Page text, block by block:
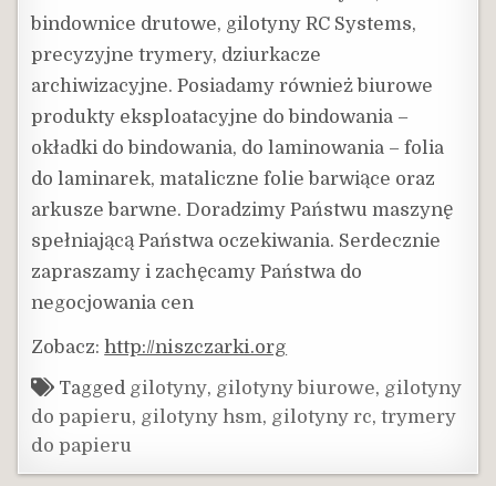
bindownice drutowe, gilotyny RC Systems,
precyzyjne trymery, dziurkacze
archiwizacyjne. Posiadamy również biurowe
produkty eksploatacyjne do bindowania –
okładki do bindowania, do laminowania – folia
do laminarek, mataliczne folie barwiące oraz
arkusze barwne. Doradzimy Państwu maszynę
spełniającą Państwa oczekiwania. Serdecznie
zapraszamy i zachęcamy Państwa do
negocjowania cen
Zobacz:http://niszczarki.org
Tagged gilotyny, gilotyny biurowe, gilotyny
do papieru, gilotyny hsm, gilotyny rc,trymery
do papieru